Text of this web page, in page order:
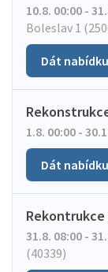
10.8. 00:00 -
Boleslav 1
Dát nabídku
1.8. 00:00 -
Dát nabídku
31.8. 08:00 -
(40339)